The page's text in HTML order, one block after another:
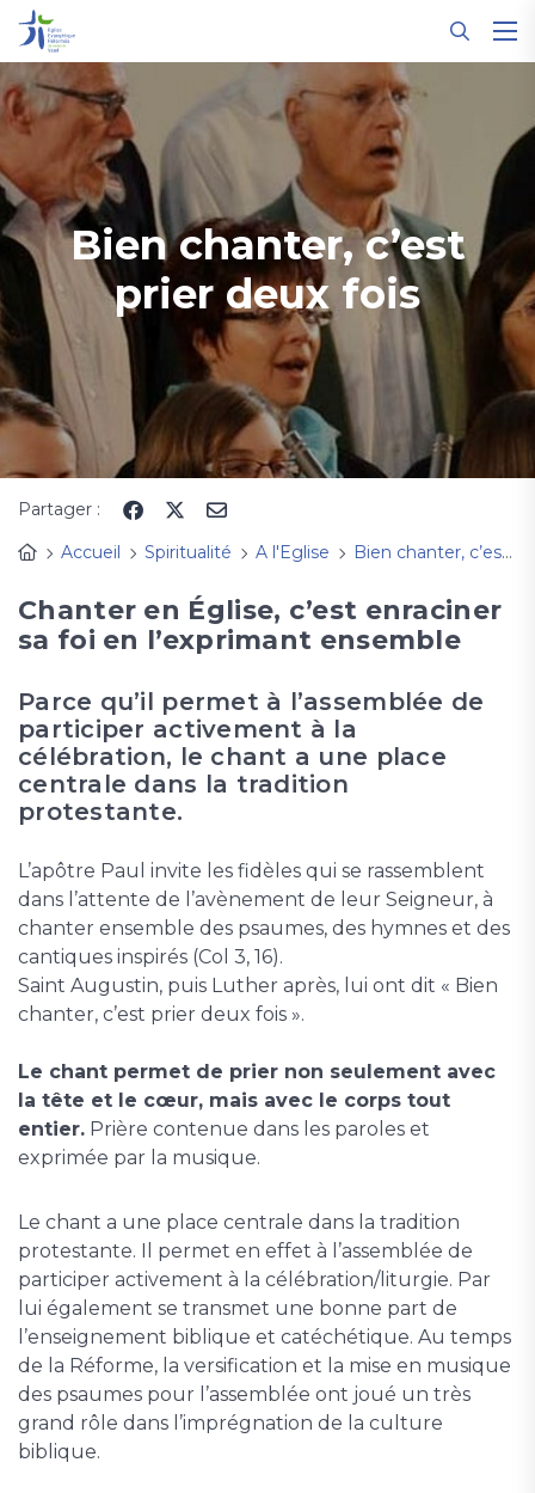
Bien chanter, c’est
prier deux fois
Partager :
Accueil
Spiritualité A l'Eglise Bien chanter, c’est prier deux fois
Chanter en Église, c’est enraciner
sa foi en l’exprimant ensemble
Parce qu’il permet à l’assemblée de
participer activement à la
célébration, le chant a une place
centrale dans la tradition
protestante.
L’apôtre Paul invite les fidèles qui se rassemblent
dans l’attente de l’avènement de leur Seigneur, à
chanter ensemble des psaumes, des hymnes et des
cantiques inspirés (Col 3, 16).
Saint Augustin, puis Luther après, lui ont dit « Bien
chanter, c’est prier deux fois ».
Le chant permet de prier non seulement avec
la tête et le cœur, mais avec le corps tout
entier. Prière contenue dans les paroles et
exprimée par la musique.
Le chant a une place centrale dans la tradition
protestante. Il permet en effet à l’assemblée de
participer activement à la célébration/liturgie. Par
lui également se transmet une bonne part de
l’enseignement biblique et catéchétique. Au temps
de la Réforme, la versification et la mise en musique
des psaumes pour l’assemblée ont joué un très
grand rôle dans l’imprégnation de la culture
biblique.
Panneau de gestion des cookies